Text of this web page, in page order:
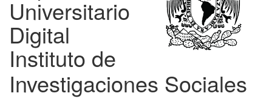
Universitario
Digital
Instituto de
Investigaciones Sociales